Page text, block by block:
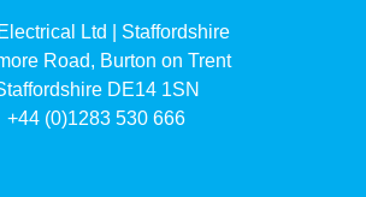
Ltd | Staffordshire
Road, Burton on Trent
DE14 1SN
+44 (0)1283 530 666